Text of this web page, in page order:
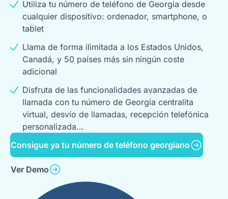
Utiliza tu número de teléfono de Georgia desde
cualquier dispositivo: ordenador, smartphone, o
tablet
Llama de forma ilimitada a los Estados Unidos,
Canadá, y 50 países más sin ningún coste
adicional
Disfruta de las funcionalidades avanzadas de
llamada con tu número de Georgia centralita
virtual, desvío de llamadas, recepción telefónica
personalizada…
Consigue ya tu número de teléfono georgiano
Ver Demo